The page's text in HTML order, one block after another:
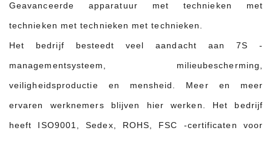
Geavanceerde apparatuur met technieken met
technieken met technieken met technieken.
Het bedrijf besteedt veel aandacht aan 7S -
managementsysteem, milieubescherming,
veiligheidsproductie en mensheid. Meer en meer
ervaren werknemers blijven hier werken. Het bedrijf
heeft ISO9001, Sedex, ROHS, FSC -certificaten voor